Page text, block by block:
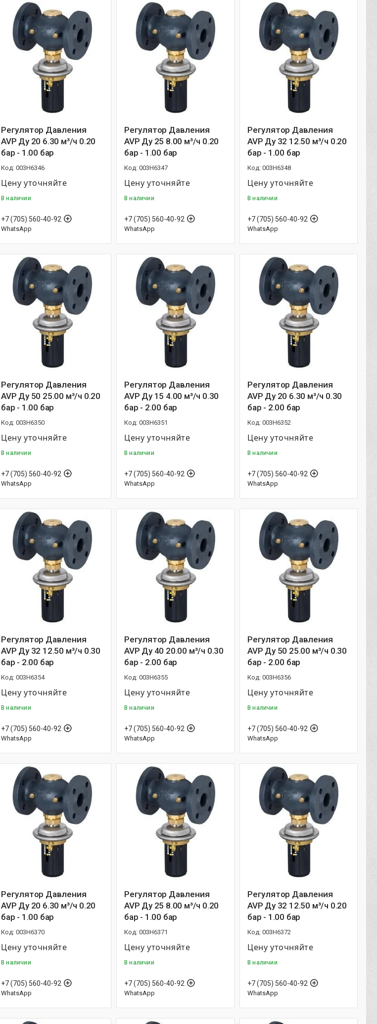
Регулятор Давления
AVP Ду 20 6.30 м³/ч 0.20
бар - 1.00 бар
003H6346
Цену уточняйте
В наличии
+7 (705) 560-40-92
WhatsApp
Регулятор Давления
AVP Ду 25 8.00 м³/ч 0.20
бар - 1.00 бар
003H6347
Цену уточняйте
В наличии
+7 (705) 560-40-92
WhatsApp
Регулятор Давления
AVP Ду 32 12.50 м³/ч 0.20
бар - 1.00 бар
003H6348
Цену уточняйте
В наличии
+7 (705) 560-40-92
WhatsApp
Регулятор Давления
AVP Ду 50 25.00 м³/ч 0.20
бар - 1.00 бар
003H6350
Цену уточняйте
В наличии
+7 (705) 560-40-92
WhatsApp
Регулятор Давления
AVP Ду 15 4.00 м³/ч 0.30
бар - 2.00 бар
003H6351
Цену уточняйте
В наличии
+7 (705) 560-40-92
WhatsApp
Регулятор Давления
AVP Ду 20 6.30 м³/ч 0.30
бар - 2.00 бар
003H6352
Цену уточняйте
В наличии
+7 (705) 560-40-92
WhatsApp
Регулятор Давления
AVP Ду 32 12.50 м³/ч 0.30
бар - 2.00 бар
003H6354
Цену уточняйте
В наличии
+7 (705) 560-40-92
WhatsApp
Регулятор Давления
AVP Ду 40 20.00 м³/ч 0.30
бар - 2.00 бар
003H6355
Цену уточняйте
В наличии
+7 (705) 560-40-92
WhatsApp
Регулятор Давления
AVP Ду 50 25.00 м³/ч 0.30
бар - 2.00 бар
003H6356
Цену уточняйте
В наличии
+7 (705) 560-40-92
WhatsApp
Регулятор Давления
AVP Ду 20 6.30 м³/ч 0.20
бар - 1.00 бар
003H6370
Цену уточняйте
В наличии
+7 (705) 560-40-92
WhatsApp
Регулятор Давления
AVP Ду 25 8.00 м³/ч 0.20
бар - 1.00 бар
003H6371
Цену уточняйте
В наличии
+7 (705) 560-40-92
WhatsApp
Регулятор Давления
AVP Ду 32 12.50 м³/ч 0.20
бар - 1.00 бар
003H6372
Цену уточняйте
В наличии
+7 (705) 560-40-92
WhatsApp